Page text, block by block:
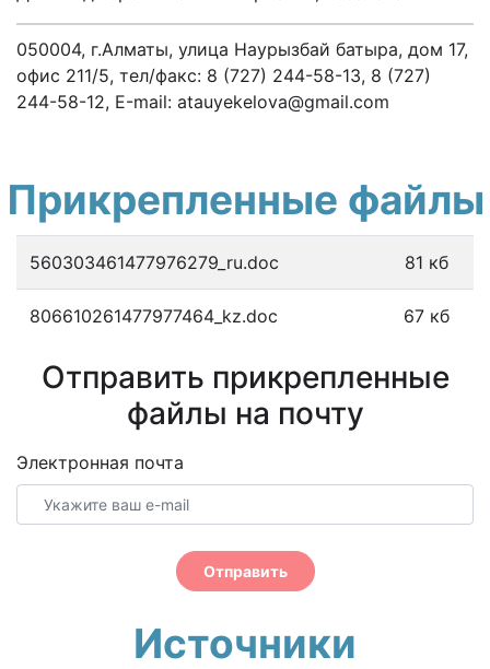
050004, г.Алматы, улица Наурызбай батыра, дом 17,
офис 211/5, тел/факс: 8 (727) 244-58-13, 8 (727)
244-58-12, Е-mail: atauyekelova@gmail.com
Прикрепленные файлы
560303461477976279_ru.doc 81 кб
806610261477977464_kz.doc 67 кб
Отправить прикрепленные
файлы на почту
Электронная почта
Отправить
Источники